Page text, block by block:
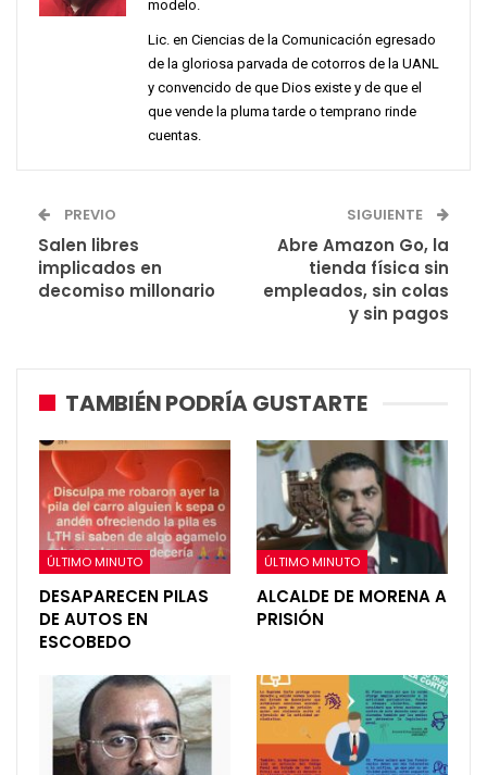
modelo.
Lic. en Ciencias de la Comunicación egresado
de la gloriosa parvada de cotorros de la UANL
y convencido de que Dios existe y de que el
que vende la pluma tarde o temprano rinde
cuentas.
PREVIO
Salen libres
implicados en
decomiso millonario
SIGUIENTE
Abre Amazon Go, la
tienda física sin
empleados, sin colas
y sin pagos
TAMBIÉN PODRÍA GUSTARTE
ÚLTIMO MINUTO
DESAPARECEN PILAS
DE AUTOS EN
ESCOBEDO
ÚLTIMO MINUTO
ALCALDE DE MORENA A
PRISIÓN